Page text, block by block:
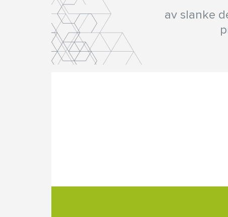
av slanke